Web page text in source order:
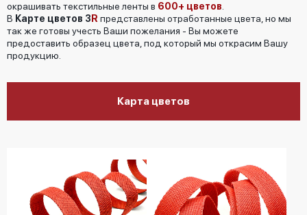
окрашивать текстильные ленты в 600+ цветов
В Карте цветов 3 R представлены отработанные цвета, но мы
так же готовы учесть Ваши пожелания - Вы можете
предоставить образец цвета, под который мы открасим Вашу
продукцию.
Карта цветов